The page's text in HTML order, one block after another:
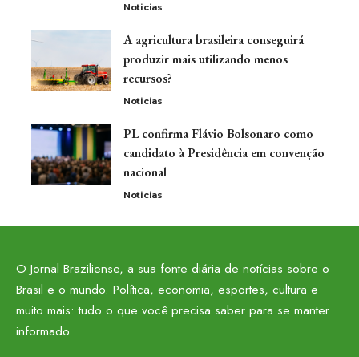
Noticias
A agricultura brasileira conseguirá
produzir mais utilizando menos
recursos?
Noticias
PL confirma Flávio Bolsonaro como
candidato à Presidência em convenção
nacional
Noticias
O Jornal Braziliense, a sua fonte diária de notícias sobre o
Brasil e o mundo. Política, economia, esportes, cultura e
muito mais: tudo o que você precisa saber para se manter
informado.